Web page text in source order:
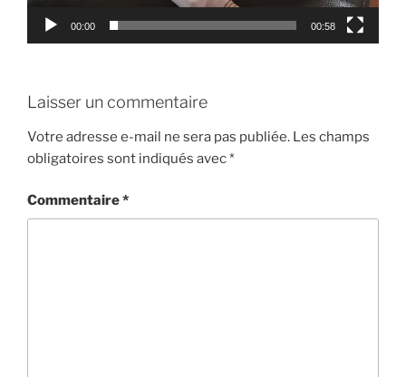
00:00 00:58
Laisser un commentaire
Votre adresse e-mail ne sera pas publiée. Les champs
obligatoires sont indiqués avec*
Commentaire*